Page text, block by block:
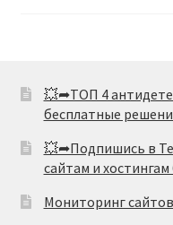
💥➦ТОП 4
бесплатные
💥➦Подпишись в
сайтам и
Мониторинг